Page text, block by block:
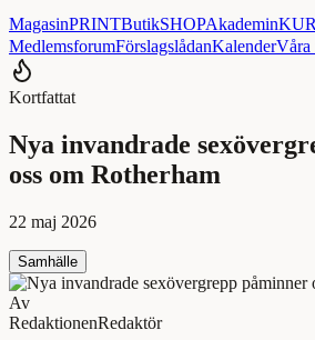
MagasinPRINTButikSHOPAkademin
MedlemsforumFörslagslådanKalenderVåra
Kortfattat
Nya invandrade
oss om Rotherham
22 maj 2026
Samhälle
Av
RedaktionenRedaktör